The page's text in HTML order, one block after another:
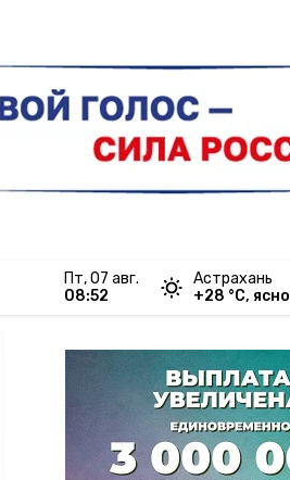
пт, 07 авг.
08:52
Астрахань
+28 °С, ясно